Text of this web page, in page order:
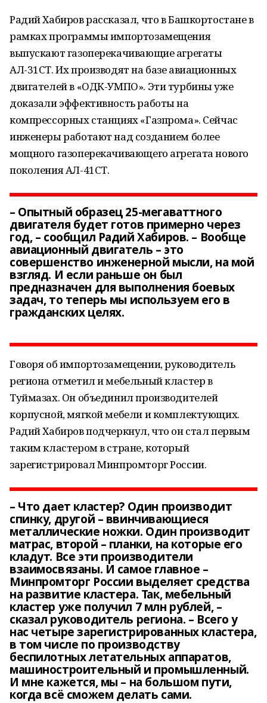
Радий Хабиров рассказал, что в Башкортостане в
рамках программы импортозамещения
выпускают газоперекачивающие агрегаты
АЛ-31СТ. Их производят на базе авиационных
двигателей в «ОДК-УМПО». Эти турбины уже
доказали эффективность работы на
компрессорных станциях «Газпрома». Сейчас
инженеры работают над созданием более
мощного газоперекачивающего агрегата нового
поколения АЛ-41СТ.
– Опытный образец 25-мегаваттного
двигателя будет готов примерно через
год, – сообщил Радий Хабиров. – Вообще
авиационный двигатель – это
совершенство инженерной мысли, на мой
взгляд. И если раньше он был
предназначен для выполнения боевых
задач, то теперь мы используем его в
гражданских целях.
Говоря об импортозамещении, руководитель
региона отметил и мебельный кластер в
Туймазах. Он объединил производителей
корпусной, мягкой мебели и комплектующих.
Радий Хабиров подчеркнул, что он стал первым
таким кластером в стране, который
зарегистрировал Минпромторг России.
– Что дает кластер? Один производит
спинку, другой – ввинчивающиеся
металлические ножки. Один производит
матрас, второй – планки, на которые его
кладут. Все эти производители
взаимосвязаны. И самое главное –
Минпромторг России выделяет средства
на развитие кластера. Так, мебельный
кластер уже получил 7 млн рублей, –
сказал руководитель региона. – Всего у
нас четыре зарегистрированных кластера,
в том числе по производству
беспилотных летательных аппаратов,
машиностроительный и промышленный.
И мне кажется, мы – на большом пути,
когда всё сможем делать сами.